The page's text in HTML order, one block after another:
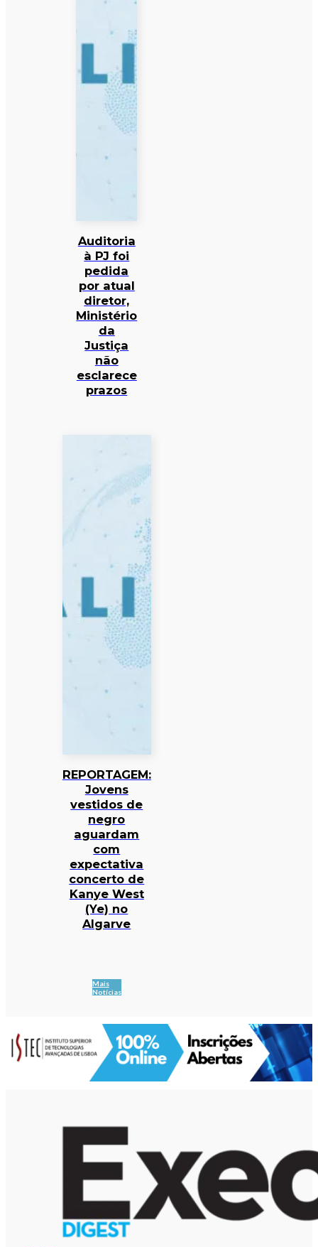
Auditoria
à PJ foi
pedida
por atual
diretor,
Ministério
da
Justiça
não
esclarece
prazos
REPORTAGEM:
Jovens
vestidos de
negro
aguardam
com
expectativa
concerto de
Kanye West
(Ye) no
Algarve
Mais
Notícias